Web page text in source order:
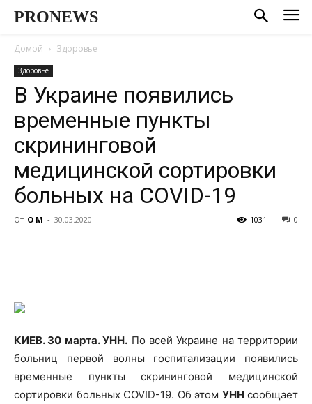
PRONEWS
Домой Здоровье
Здоровье
В Украине появились
временные пункты
скрининговой
медицинской сортировки
больных на COVID-19
От О М - 30.03.2020 0
1031
КИЕВ. 30 марта. УНН. По всей Украине на территории
больниц первой волны госпитализации появились
временные пункты скрининговой медицинской
сортировки больных COVID-19. Об этом УННсообщает